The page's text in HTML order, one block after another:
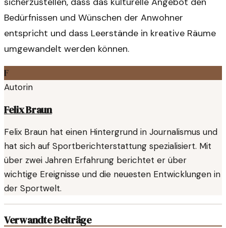
Bedürfnissen und Wünschen der Anwohner
entspricht und dass Leerstände in kreative Räume
umgewandelt werden können.
F
Autorin
Felix Braun
Felix Braun hat einen Hintergrund in Journalismus und
hat sich auf Sportberichterstattung spezialisiert. Mit
über zwei Jahren Erfahrung berichtet er über
wichtige Ereignisse und die neuesten Entwicklungen in
der Sportwelt.
Verwandte Beiträge